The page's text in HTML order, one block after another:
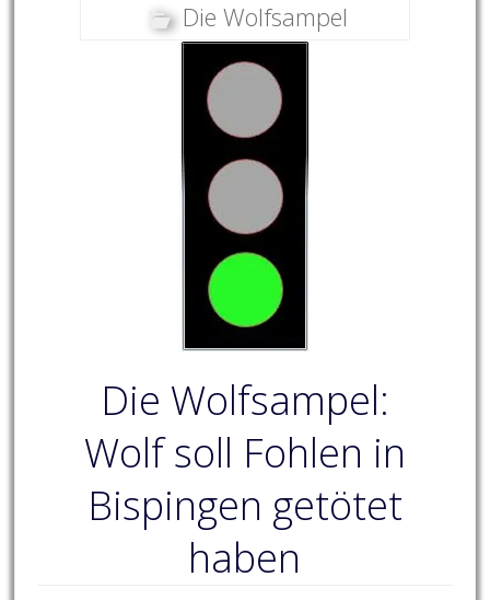
Die Wolfsampel
Die Wolfsampel:
Wolf soll Fohlen in
Bispingen getötet
haben